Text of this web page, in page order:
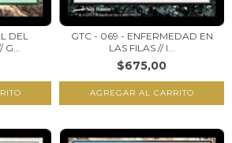
DEL
G...
GTC - 069 - ENFERMEDAD EN
LAS FILAS // I...
$675,00